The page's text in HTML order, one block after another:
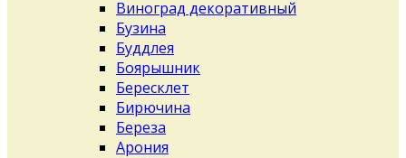
Виноград декоративный
Бузина
Буддлея
Боярышник
Бересклет
Бирючина
Береза
Арония